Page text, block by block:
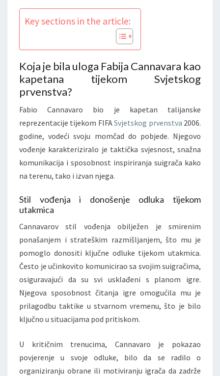
Key sections in the article:
Koja je bila uloga Fabija Cannavara kao
kapetana tijekom Svjetskog
prvenstva?
Fabio Cannavaro bio je kapetan talijanske
reprezentacije tijekom FIFASvjetskog prvenstva 2006.
godine, vodeći svoju momčad do pobjede. Njegovo
vođenje karakteriziralo je taktička svjesnost, snažna
komunikacija i sposobnost inspiriranja suigrača kako
na terenu, tako i izvan njega.
Stil vođenja i donošenje odluka tijekom
utakmica
Cannavarov stil vođenja obilježen je smirenim
ponašanjem i strateškim razmišljanjem, što mu je
pomoglo donositi ključne odluke tijekom utakmica.
Često je učinkovito komunicirao sa svojim suigračima,
osiguravajući da su svi usklađeni s planom igre.
Njegova sposobnost čitanja igre omogućila mu je
prilagodbu taktike u stvarnom vremenu, što je bilo
ključno u situacijama pod pritiskom.
U kritičnim trenucima, Cannavaro je pokazao
povjerenje u svoje odluke, bilo da se radilo o
organiziranju obrane ili motiviranju igrača da zadrže